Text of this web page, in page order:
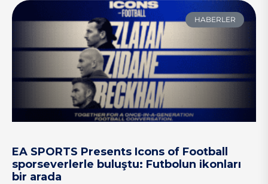
HABERLER
EA SPORTS Presents Icons of Football
sporseverlerle buluştu: Futbolun ikonları
bir arada